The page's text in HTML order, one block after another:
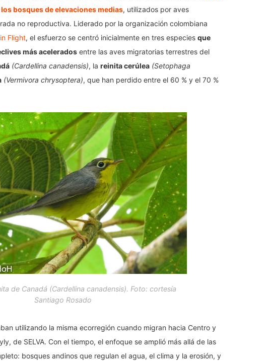
bosques de elevaciones medias, utilizados por aves
no reproductiva. Liderado por la organización colombiana
Flight, el esfuerzo se centró inicialmente en tres especies que
más aceleradosentre las aves migratorias terrestres del
(Cardellina canadensis), la reinita cerúlea(Setophaga
(Vermivora chrysoptera), que han perdido entre el 60 % y el 70 %
de Canadá (Cardellina canadensis). Foto: cortesía
Santiago Rosado
utilizando la misma ecorregión cuando migran hacia Centro y
de SELVA. Con el tiempo, el enfoque se amplió más allá de las
bosques andinos que regulan el agua, el clima y la erosión, y